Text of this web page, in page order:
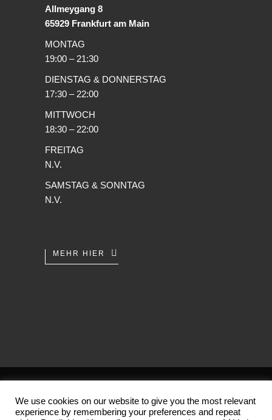
Allmeygang 8
65929 Frankfurt am Main
MONTAG
19:00 – 21:30
DIENSTAG & DONNERSTAG
17:30 – 22:00
MITTWOCH
18:30 – 22:00
FREITAG
N.V.
SAMSTAG & SONNTAG
N.V.
MEHR HIER
We use cookies on our website to give you the most relevant
experience by remembering your preferences and repeat